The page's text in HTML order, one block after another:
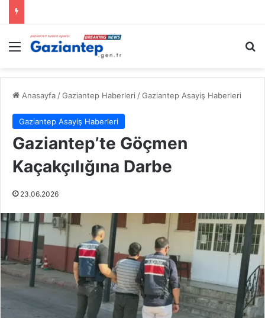
Menü
Anasayfa /Gaziantep Haberleri /Gaziantep Asayiş Haberleri
Gaziantep Asayiş Haberleri
Gaziantep’te Göçmen
Kaçakçılığına Darbe
23.06.2026